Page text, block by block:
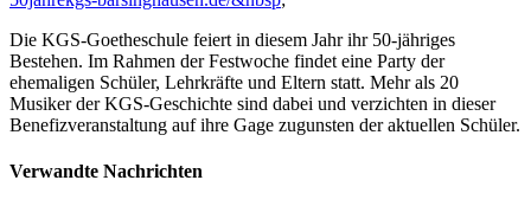
Die KGS-Goetheschule feiert in diesem Jahr ihr 50-jähriges
Bestehen. Im Rahmen der Festwoche findet eine Party der
ehemaligen Schüler, Lehrkräfte und Eltern statt. Mehr als 20
Musiker der KGS-Geschichte sind dabei und verzichten in dieser
Benefizveranstaltung auf ihre Gage zugunsten der aktuellen Schüler.
Verwandte Nachrichten